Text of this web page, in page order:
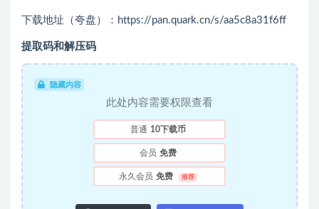
下载地址（夸盘）：https://pan.quark.cn/s/aa5c8a31f6ff
提取码和解压码
隐藏内容
此处内容需要权限查看
普通 10下载币
会员 免费
永久会员 免费 推荐